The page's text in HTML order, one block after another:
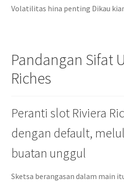
Volatilitas hina penting Dikau
Pandangan Sifat
Riches
Peranti slot Riviera
dengan default,
buatan unggul
Sketsa berangasan dalam main